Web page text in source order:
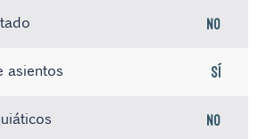
No
asientos Sí
No